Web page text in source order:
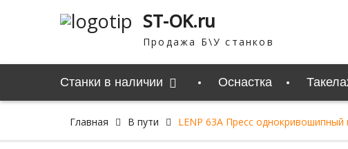
ST-OK.ru
Продажа Б\У станков
Станки в наличии Оснастка
Главная В пути LENP 63A Пресс однокривошипный